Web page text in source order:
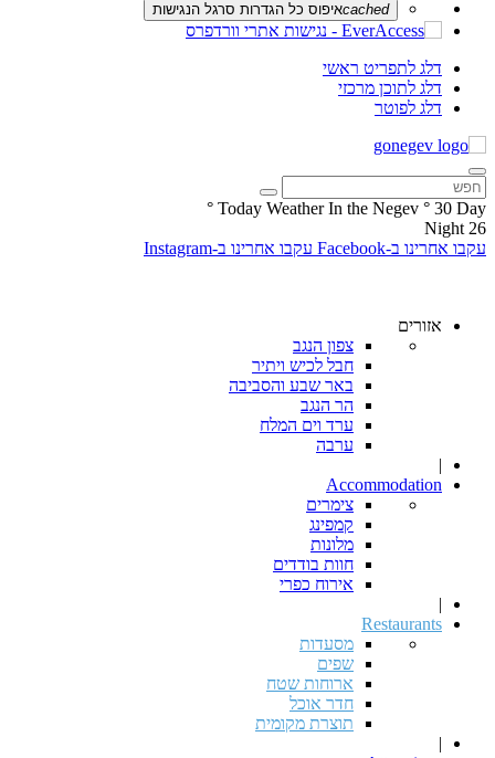
cachedאיפוס כל הגדרות סרגל הנגישות
דלג לתפריט ראשי
דלג לתוכן מרכזי
דלג לפוטר
Today Weather In the Negev ° 30 Day
°
26
Night
עקבו אחרינו ב-Facebook
עקבו אחרינו ב-Instagram
אזורים
צפון הנגב
חבל לכיש ויתיר
באר שבע והסביבה
הר הנגב
ערד וים המלח
ערבה
|
Accommodation
צימרים
קמפינג
מלונות
חוות בודדים
אירוח כפרי
|
Restaurants
מסעדות
שפים
ארוחות שטח
חדר אוכל
תוצרת מקומית
|